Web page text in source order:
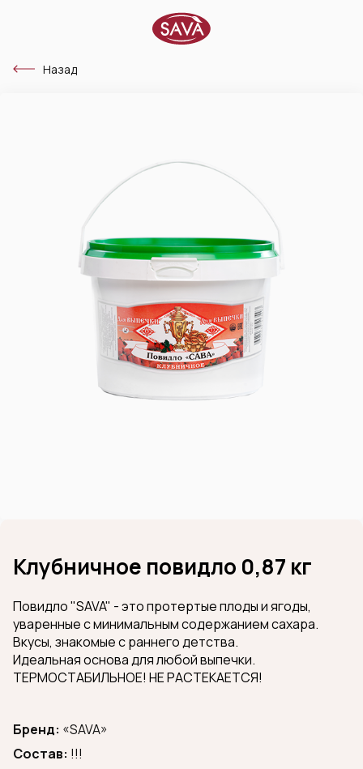
Назад
Клубничное повидло 0,87 кг
Повидло "SAVA" - это протертые плоды и ягоды,
уваренные с минимальным содержанием сахара.
Вкусы, знакомые с раннего детства.
Идеальная основа для любой выпечки.
ТЕРМОСТАБИЛЬНОЕ! НЕ РАСТЕКАЕТСЯ!
Бренд: «SAVA»
Состав: !!!